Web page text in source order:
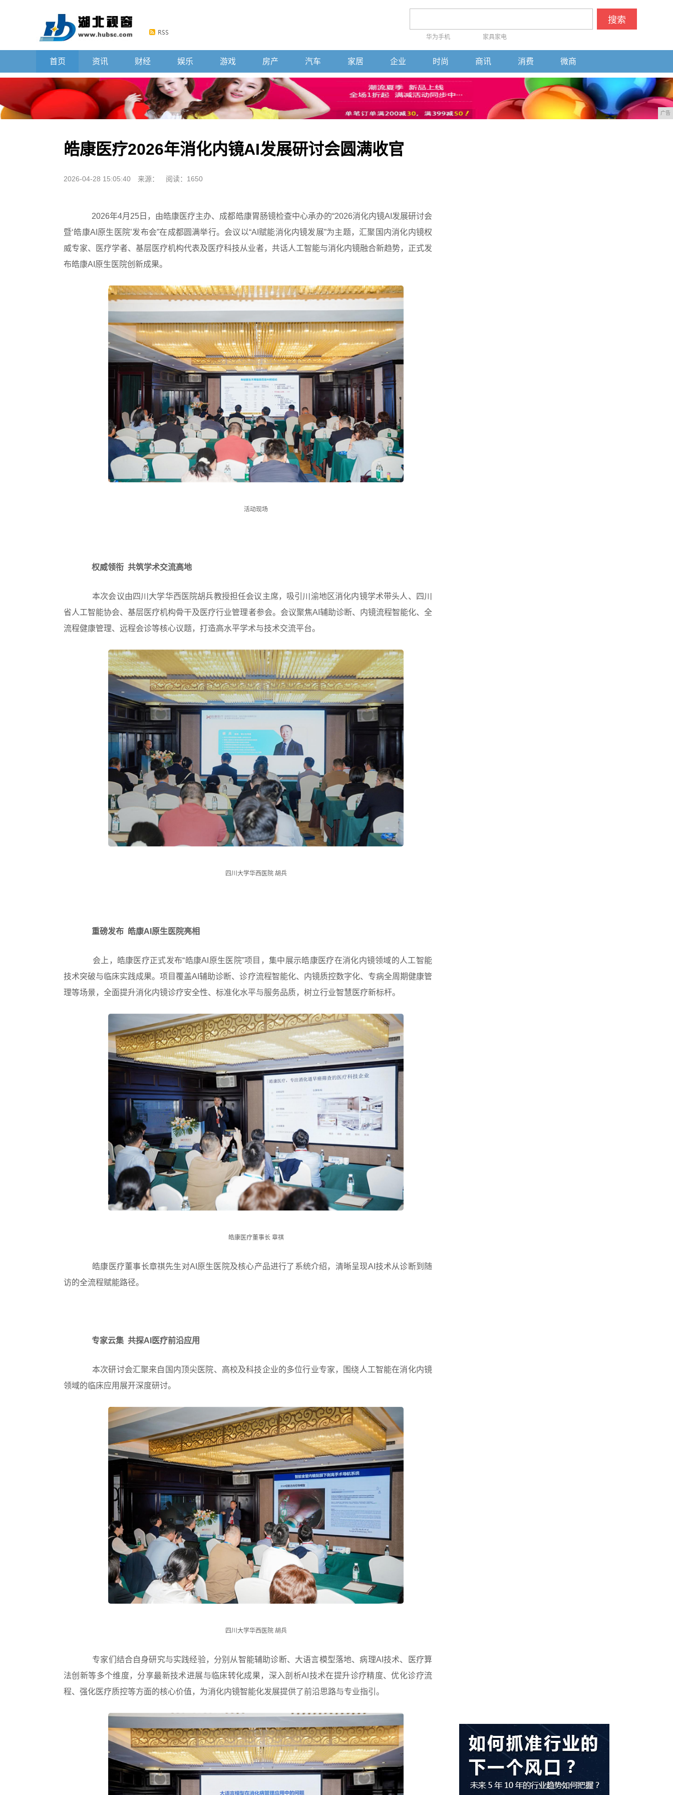
搜索
华为手机 家具家电
首页 资讯 财经 娱乐 游戏 房产 汽车 家居 企业 时尚 商讯 消费 微商
广告
皓康医疗2026年消化内镜AI发展研讨会圆满收官
2026-04-28 15:05:40 来源： 阅读：1650
2026年4月25日，由皓康医疗主办、成都皓康胃肠镜检查中心承办的“2026消化内镜AI发展研讨会
暨‘皓康AI原生医院’发布会”在成都圆满举行。会议以“AI赋能消化内镜发展”为主题，汇聚国内消化内镜权
威专家、医疗学者、基层医疗机构代表及医疗科技从业者，共话人工智能与消化内镜融合新趋势，正式发
布皓康AI原生医院创新成果。
活动现场
权威领衔 共筑学术交流高地
本次会议由四川大学华西医院胡兵教授担任会议主席，吸引川渝地区消化内镜学术带头人、四川
省人工智能协会、基层医疗机构骨干及医疗行业管理者参会。会议聚焦AI辅助诊断、内镜流程智能化、全
流程健康管理、远程会诊等核心议题，打造高水平学术与技术交流平台。
四川大学华西医院 胡兵
重磅发布 皓康AI原生医院亮相
会上，皓康医疗正式发布“皓康AI原生医院”项目，集中展示皓康医疗在消化内镜领域的人工智能
技术突破与临床实践成果。项目覆盖AI辅助诊断、诊疗流程智能化、内镜质控数字化、专病全周期健康管
理等场景，全面提升消化内镜诊疗安全性、标准化水平与服务品质，树立行业智慧医疗新标杆。
皓康医疗董事长 章祺
皓康医疗董事长章祺先生对AI原生医院及核心产品进行了系统介绍，清晰呈现AI技术从诊断到随
访的全流程赋能路径。
专家云集 共探AI医疗前沿应用
本次研讨会汇聚来自国内顶尖医院、高校及科技企业的多位行业专家，围绕人工智能在消化内镜
领域的临床应用展开深度研讨。
四川大学华西医院 胡兵
专家们结合自身研究与实践经验，分别从智能辅助诊断、大语言模型落地、病理AI技术、医疗算
法创新等多个维度，分享最新技术进展与临床转化成果，深入剖析AI技术在提升诊疗精度、优化诊疗流
程、强化医疗质控等方面的核心价值，为消化内镜智能化发展提供了前沿思路与专业指引。